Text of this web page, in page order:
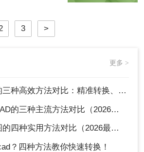
PDF文件主要
式和布局而设计
的矢量图形编
程需要借助特定
种将PDF转化为
助用户根据自己
3 >
更多 >
效方法对比：精准转换、可编辑、保图层！
流方法对比（2026实用版）：选对工具效率翻倍！
方法对比（2026最新版）：按需选择，效率至上！
？四种方法教你快速转换！